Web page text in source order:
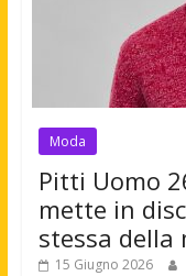
Moda
Pitti Uomo
mette in
stessa della
15 Giugno 2026